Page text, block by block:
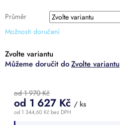
Průměr
Možnosti doručení
z
hvězdiček.
Zvolte variantu
Zvolte variantu
od 1 970 Kč
od 1 627 Kč / ks
od 1 344,60 Kčbez DPH